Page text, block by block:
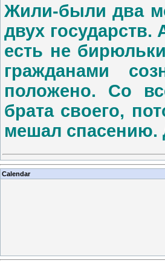
Жили-были два
двух
есть не
гражданами
положено. Со
брата своего,
мешал спасению.
Calendar